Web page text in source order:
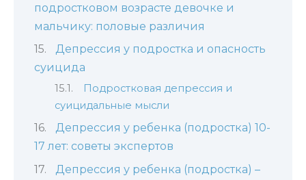
подростковом возрасте девочке и
мальчику: половые различия
Депрессия у подростка и опасность
суицида
Подростковая депрессия и
суицидальные мысли
Депрессия у ребенка (подростка) 10-
17 лет: советы экспертов
Депрессия у ребенка (подростка) –